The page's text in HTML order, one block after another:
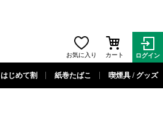
お気に入り カート ログイン
はじめて割 紙巻たばこ 喫煙具 / グッズ